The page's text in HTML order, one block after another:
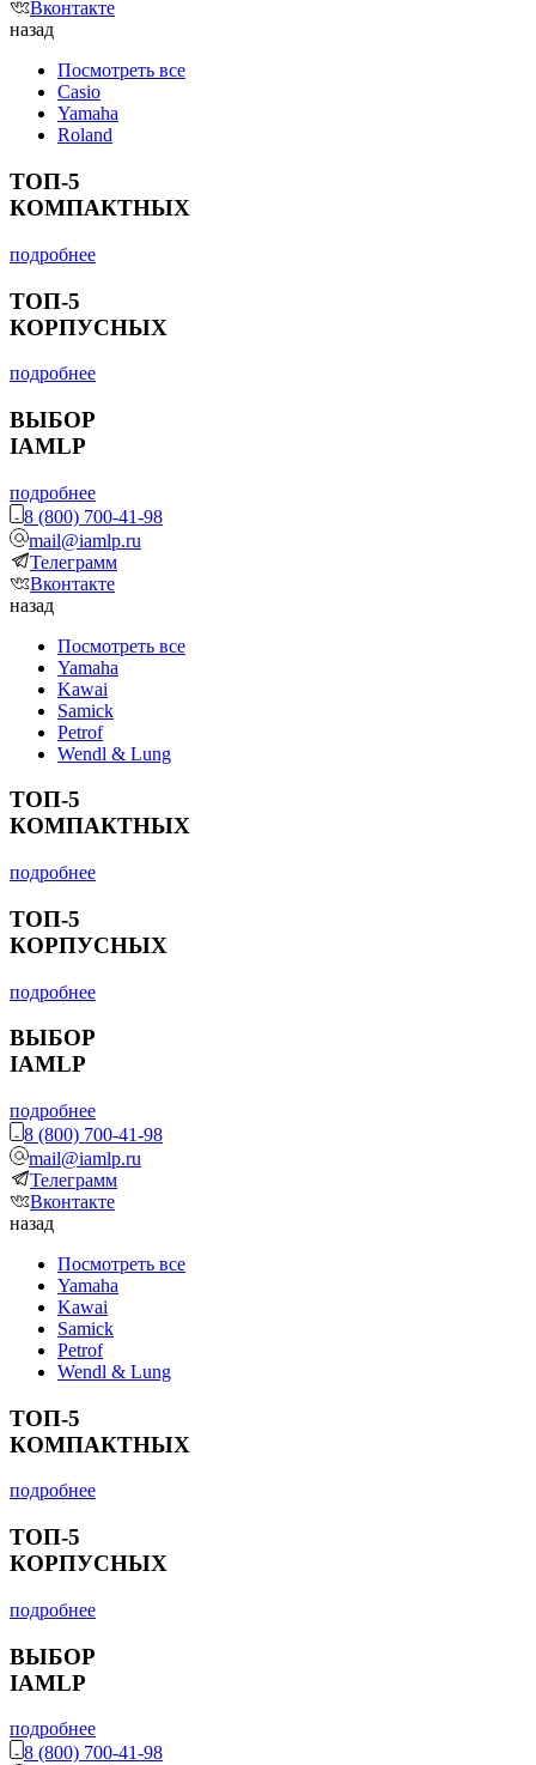
Вконтакте
назад
Посмотреть все
Casio
Yamaha
Roland
ТОП-5
КОМПАКТНЫХ
подробнее
ТОП-5
КОРПУСНЫХ
подробнее
ВЫБОР
IAMLP
подробнее
8 (800) 700-41-98
mail@iamlp.ru
Телеграмм
Вконтакте
назад
Посмотреть все
Yamaha
Kawai
Samick
Petrof
Wendl & Lung
ТОП-5
КОМПАКТНЫХ
подробнее
ТОП-5
КОРПУСНЫХ
подробнее
ВЫБОР
IAMLP
подробнее
8 (800) 700-41-98
mail@iamlp.ru
Телеграмм
Вконтакте
назад
Посмотреть все
Yamaha
Kawai
Samick
Petrof
Wendl & Lung
ТОП-5
КОМПАКТНЫХ
подробнее
ТОП-5
КОРПУСНЫХ
подробнее
ВЫБОР
IAMLP
подробнее
8 (800) 700-41-98